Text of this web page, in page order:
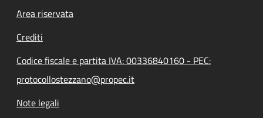
Footer menu
Area riservata
Crediti
Codice fiscale e partita IVA: 00336840160 - PEC:
protocollostezzano@propec.it
Note legali